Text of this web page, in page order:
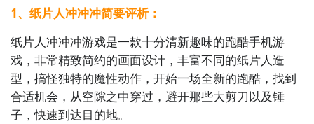
7. 《俄罗斯方块》：将不同形状的方块逐行堆叠，消除
满行来获得积分。游戏中有不同的游戏速度和难度选
择，考验你的反应速度和空间意识能力。用策略性地堆
砌方块，创造高得分和连击。
8. 《接水果》：通过控制一个篮子接住从天上掉下来的
1、纸片人冲冲冲简要评析：
纸片人冲冲冲游戏是一款十分清新趣味的跑酷手机游
戏，非常精致简约的画面设计，丰富不同的纸片人造
型，搞怪独特的魔性动作，开始一场全新的跑酷，找到
合适机会，从空隙之中穿过，避开那些大剪刀以及锤
子，快速到达目的地。